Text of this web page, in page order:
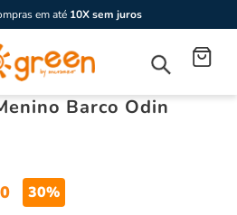
em até 10X sem juros
Barco Odin
30%